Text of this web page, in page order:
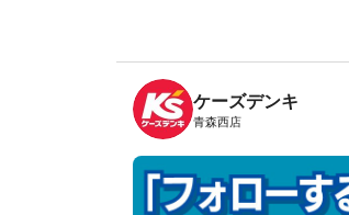
B
n
c
h
T
ケーズデンキ
青森西店